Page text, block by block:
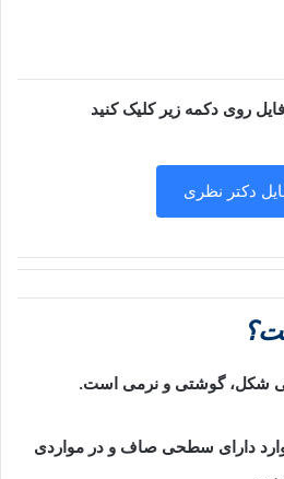
روی دکمه زیر کلیک کنید
دکتر نظری
شکل، گوشتی و نرمی است.
دارای سطحی صاف و در مواردی